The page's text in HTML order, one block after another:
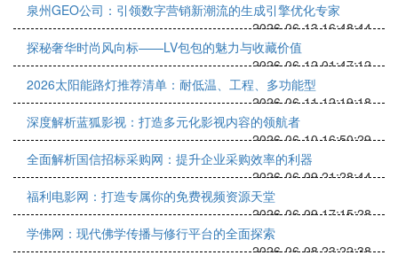
泉州GEO公司：引领数字营销新潮流的生成引擎优化专家
2026-06-13 16:48:44
探秘奢华时尚风向标——LV包包的魅力与收藏价值
2026-06-12 01:47:12
2026太阳能路灯推荐清单：耐低温、工程、多功能型
2026-06-11 12:19:18
深度解析蓝狐影视：打造多元化影视内容的领航者
2026-06-10 16:50:29
全面解析国信招标采购网：提升企业采购效率的利器
2026-06-09 21:28:44
福利电影网：打造专属你的免费视频资源天堂
2026-06-09 17:15:28
学佛网：现代佛学传播与修行平台的全面探索
2026-06-08 23:22:38